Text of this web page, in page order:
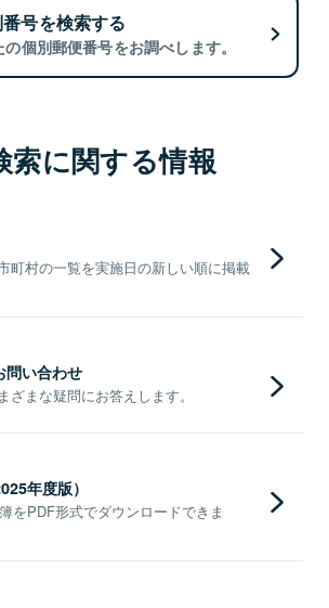
号を検索する
個別郵便番号をお調べします。
索に関する情報
町村の一覧を実施日の新しい順に掲載
問い合わせ
ざまな疑問にお答えします。
年度版）
をPDF形式でダウンロードできま